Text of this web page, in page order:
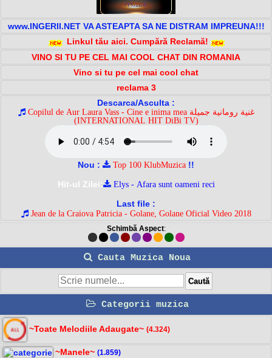
www.INGERII.NET VA ASTEAPTA SA NE DISTRAM IMPREUNA!!!
Linkul tău aici. Cumpără Reclamă!
VINO SI TU PE CEL MAI COOL CHAT DIN ROMANIA
Vino si tu pe cel mai cool chat
reclama 3
Descarca/Asculta :
Copilul de Aur Laura Vass - Cine e inima mea غنية رومانية جميلة
(INTERNATIONAL HIT DiBi TV)
Nou : Top 100 KlubMuzica !!
Hit-ul Zilei:
Elys - Afara sunt oameni reci
Last file :
Jean de la Craiova Patricia - Golane, Golane Oficial Video 2018
Schimbă Aspect:
Cauta Muzica Noua
Categorii muzica
~Toate Melodiile Adaugate~ (4.324)
~Manele~ (1.859)